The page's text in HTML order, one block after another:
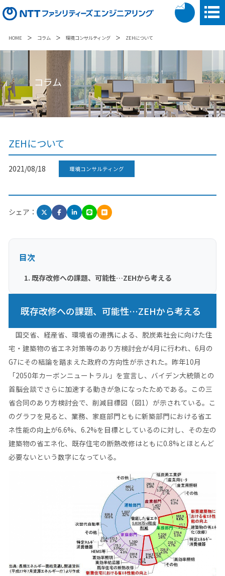
HOME ＞ コラム ＞ 環境コンサルティング ＞ ZEHについて
コラム
ZEHについて
2021/08/18 環境コンサルティング
シェア：
目次
既存改修への課題、可能性…ZEHから考える
既存改修への課題、可能性…ZEHから考える
国交省、経産省、環境省の連携による、脱炭素社会に向けた住
宅・建築物の省エネ対策等のあり方検討会が4月に行われ、6月の
G7にその結論を踏まえた政府の方向性が示された。昨年10月
「2050年カーボンニュートラル」を宣言し、バイデン大統領との
首脳会談でさらに加速する動きが急になったためである。この三
省合同のあり方検討会で、削減目標図（図1）が示されている。こ
のグラフを見ると、業務、家庭部門ともに新築部門における省エ
ネ性能の向上が6.6%、6.2%を目標としているのに対し、その左の
建築物の省エネ化、既存住宅の断熱改修はともに0.8%とほとんど
必要ないという数字になっている。